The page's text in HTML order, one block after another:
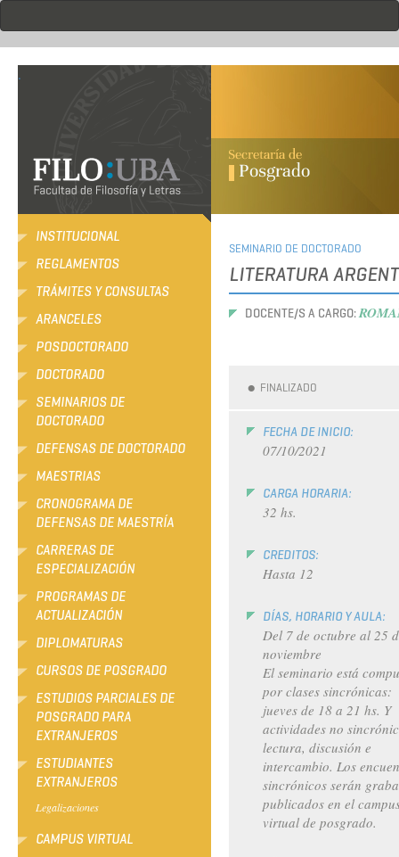
al
contenido
principal
.
INSTITUCIONAL
REGLAMENTOS
TRÁMITES Y CONSULTAS
ARANCELES
POSDOCTORADO
DOCTORADO
SEMINARIOS DE
DOCTORADO
DEFENSAS DE DOCTORADO
MAESTRIAS
CRONOGRAMA DE
DEFENSAS DE MAESTRÍA
CARRERAS DE
ESPECIALIZACIÓN
PROGRAMAS DE
ACTUALIZACIÓN
DIPLOMATURAS
CURSOS DE POSGRADO
ESTUDIOS PARCIALES DE
POSGRADO PARA
EXTRANJEROS
ESTUDIANTES
EXTRANJEROS
Legalizaciones
CAMPUS VIRTUAL
LITERATURA
SEMINARIO DE DOCTORADO
DOCENTE/S A CARGO:
FINALIZADO
FECHA DE INICIO:
07/10/2021
CARGA HORARIA:
32 hs.
CREDITOS:
Hasta 12
DÍAS, HORARIO Y AULA:
Del 7 de octubre al 25
noviembre
El seminario está
por clases sincrónicas:
jueves de 18 a 21 hs. Y
actividades no
lectura, discusión e
intercambio. Los
sincrónicos serán
publicados en el
virtual de posgrado.